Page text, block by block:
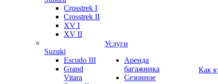
Crosstrek I
Crosstrek II
XV I
XV II
Suzuki
Escudo III
Grand
Vitara
Услуги
Аренда
багажника
Сезонное
Как